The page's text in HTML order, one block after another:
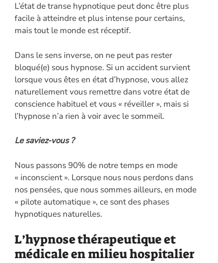
L’état de transe hypnotique peut donc être plus
facile à atteindre et plus intense pour certains,
mais tout le monde est réceptif.
Dans le sens inverse, on ne peut pas rester
bloqué(e) sous hypnose. Si un accident survient
lorsque vous êtes en état d’hypnose, vous allez
naturellement vous remettre dans votre état de
conscience habituel et vous « réveiller », mais si
l’hypnose n’a rien à voir avec le sommeil.
Le saviez-vous ?
Nous passons 90% de notre temps en mode
« inconscient ». Lorsque nous nous perdons dans
nos pensées, que nous sommes ailleurs, en mode
« pilote automatique », ce sont des phases
hypnotiques naturelles.
L’hypnose thérapeutique et
médicale en milieu hospitalier